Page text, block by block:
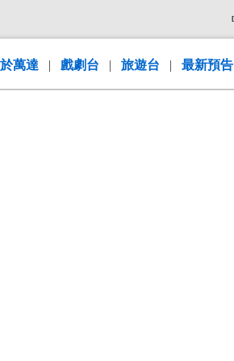
萬達 | 戲劇台 | 旅遊台 | 最新預告